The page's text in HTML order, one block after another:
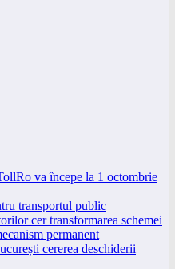
va începe la 1 octombrie
transportul public
cer transformarea schemei
permanent
cererea deschiderii